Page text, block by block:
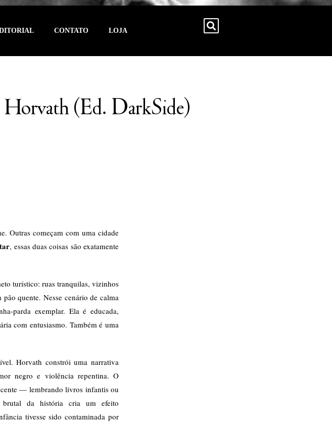
CONTATO LOJA
Horvath (Ed. DarkSide)
Outras começam com uma cidade
, essas duas coisas são exatamente
turístico: ruas tranquilas, vizinhos
quente. Nesse cenário de calma
parda exemplar. Ela é educada,
com entusiasmo. Também é uma
Horvath constrói uma narrativa
negro e violência repentina. O
— lembrando livros infantis ou
da história cria um efeito
tivesse sido contaminada por